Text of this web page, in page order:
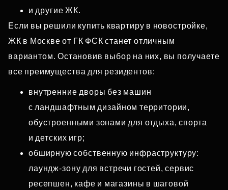
и другие ЖК.
Если вы решили купить квартиру в новостройке,
ЖК в Москве от ГК ФСК станет отличным
вариантом. Остановив выбор на них, вы получаете
все преимущества для резидентов:
внутренние дворы без машин
с ландшафтным дизайном территории,
обустроенными зонами для отдыха, спорта
и детских игр;
обширную собственную инфраструктуру:
лаундж‑зону для встречи гостей, сервис
ресепшен, кафе и магазины в шаговой